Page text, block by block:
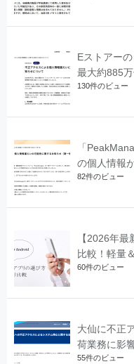
Eストアー
最大約885
130件のビュー
「
の個人情報
82件のビュー
【2026年
比較！軽量
60件のビュー
大仙に不正
荷業務に影
55件のビュー